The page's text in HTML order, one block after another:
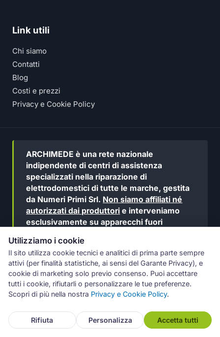
Link utili
Chi siamo
Contatti
Blog
Costi e prezzi
Privacy e Cookie Policy
ARCHIMEDE è una rete nazionale
indipendente di centri di assistenza
specializzati nella riparazione di
elettrodomestici di tutte le marche, gestita
da Numeri Primi Srl. Non siamo affiliati né
autorizzati dai produttori e interveniamo
esclusivamente su apparecchi fuori
Coordiniamo la rete con standard di qualità comuni,
selezioniamo i tecnici sul territorio esupportiamo il
clientelungo tutto il percorso — prima, durante e dopo
l'intervento. Ogni centro ètitolare diretto di
fatturazione e garanziasulla riparazione; ARCHIMEDE
interviene in caso di problemi per assicurare la
Utilizziamo i cookie
Il sito utilizza cookie tecnici e analitici di prima parte sempre
attivi (per finalità statistiche, ai sensi del Garante Privacy), e
cookie di marketing solo previo consenso. Puoi accettare
tutti i cookie, rifiutarli o personalizzare le tue preferenze.
Scopri di più nella nostra Privacy e Cookie Policy.
Rifiuta Personalizza Accetta tutti